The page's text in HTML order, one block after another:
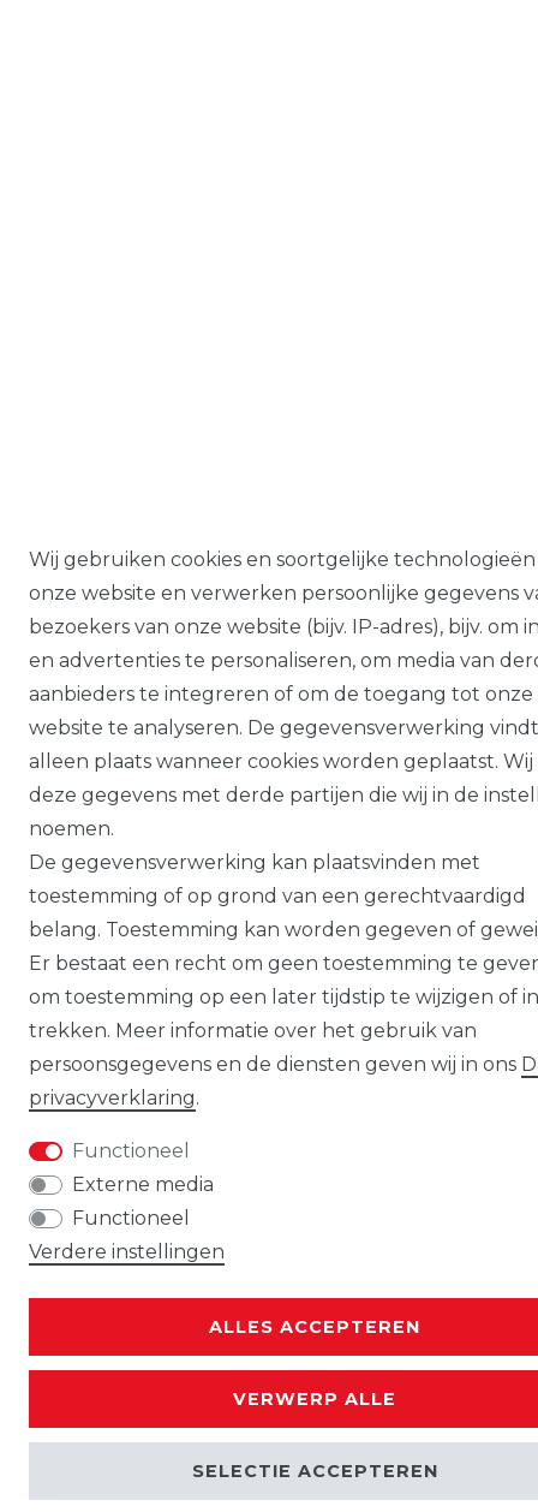
Wij gebruiken cookies en soortgelijke
onze website en verwerken persoonlijke gegevens
bezoekers van onze website (bijv. IP-adres), bijv. om
en advertenties te personaliseren, om media van
aanbieders te integreren of om de toegang tot onze
website te analyseren. De gegevensverwerking vindt
alleen plaats wanneer cookies worden geplaatst.
deze gegevens met derde partijen die wij in de
noemen.
De gegevensverwerking kan plaatsvinden met
toestemming of op grond van een gerechtvaardigd
belang. Toestemming kan worden gegeven of
Er bestaat een recht om geen toestemming te
om toestemming op een later tijdstip te wijzigen of
trekken. Meer informatie over het gebruik van
persoonsgegevens en de diensten geven wij in ons
privacy­verklaring.
Functioneel
Externe media
Functioneel
Verdere instellingen
ALLES ACCEPTEREN
VERWERP ALLE
SELECTIE ACCEPTEREN